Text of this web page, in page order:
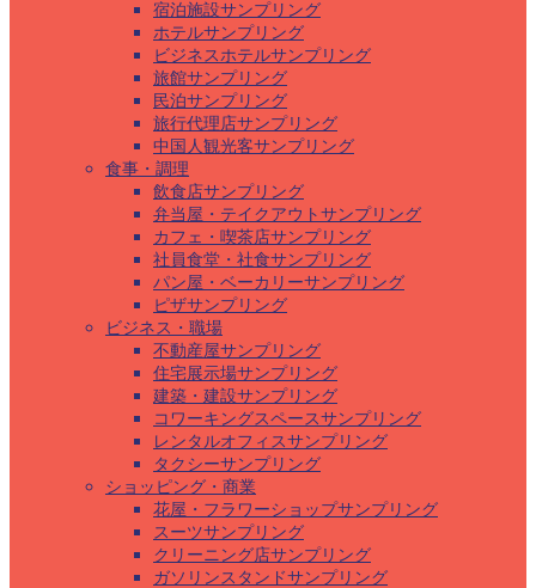
宿泊施設サンプリング
ホテルサンプリング
ビジネスホテルサンプリング
旅館サンプリング
民泊サンプリング
旅行代理店サンプリング
中国人観光客サンプリング
食事・調理
飲食店サンプリング
弁当屋・テイクアウトサンプリング
カフェ・喫茶店サンプリング
社員食堂・社食サンプリング
パン屋・ベーカリーサンプリング
ピザサンプリング
ビジネス・職場
不動産屋サンプリング
住宅展示場サンプリング
建築・建設サンプリング
コワーキングスペースサンプリング
レンタルオフィスサンプリング
タクシーサンプリング
ショッピング・商業
花屋・フラワーショップサンプリング
スーツサンプリング
クリーニング店サンプリング
ガソリンスタンドサンプリング